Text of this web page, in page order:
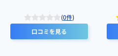
(0件)
口コミを見る